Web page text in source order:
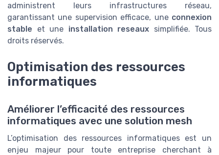
administrent leurs infrastructures réseau,
garantissant une supervision efficace, une connexion
stable et une installation reseaux simplifiée. Tous
droits réservés.
Optimisation des ressources
informatiques
Améliorer l’efficacité des ressources
informatiques avec une solution mesh
L’optimisation des ressources informatiques est un
enjeu majeur pour toute entreprise cherchant à